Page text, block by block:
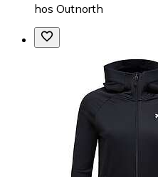
hos Outnorth